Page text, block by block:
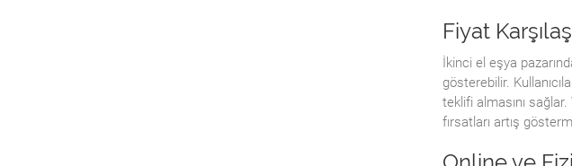
Fiyat
İkinci el eşya
gösterebilir.
teklifi almasını
fırsatları artış